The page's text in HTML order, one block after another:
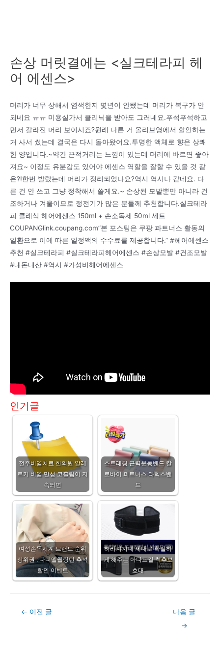
손상 머릿결에는 <실크테라피 헤
어 에센스>
머리가 너무 상해서 염색한지 몇년이 안됐는데 머리가 복구가 안
되네요 ㅠㅠ 미용실가서 클리닉을 받아도 그러네요.푸석푸석하고
먼저 갈라진 머리 보이시죠?원래 다른 거 올리브영에서 할인하는
거 사서 썼는데 결국은 다시 돌아왔어요.투명한 액체로 향은 상쾌
한 양입니다.~약간 끈적거리는 느낌이 있는데 머리에 바르면 좋아
져요~ 이정도 유분감도 있어야 에센스 역할을 잘할 수 있을 것 같
은?!한번 발랐는데 머리가 정리되었나요?역시 역시나 같네요. 다
른 건 안 쓰고 그냥 정착해서 쓸게요.~ 손상된 모발뿐만 아니라 건
조하거나 겨울이므로 정전기가 많은 분들께 추천합니다.실크테라
피 클래식 헤어에센스 150ml + 손소독제 50ml 세트
COUPANGlink.coupang.com”본 포스팅은 쿠팡 파트너스 활동의
일환으로 이에 따른 일정액의 수수료를 제공합니다.” #헤어에센스
추천 #실크테라피 #실크테라피헤어에센스 #손상모발 #건조모발
#내돈내산 #역시 #가성비헤어에센스
인기글
전주비염치료 한의원 알레
르기 비염 만성 코흘림이 지
속되면
스트레칭 근력운동밴드 칼
로바이 피트니스 라텍스밴
드
여성손목시계 브랜드 순위
상위권 : 다니엘웰링턴 추석
할인 이벤트
허리지지대 제대로 확실하
게 해주는 아나프길 척추보
호대
Post← 이전 글
다음 글
→